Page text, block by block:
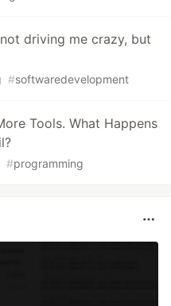
driving me crazy, but
#softwaredevelopment
Tools. What Happens
#programming